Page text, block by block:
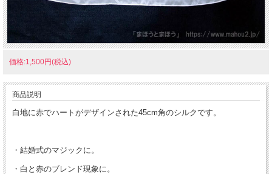
価格:1,500円(税込)
商品説明
白地に赤でハートがデザインされた45cm角のシルクです。
・結婚式のマジックに。
・白と赤のブレンド現象に。